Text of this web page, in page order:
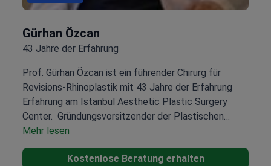
Gürhan Özcan
43 Jahre der Erfahrung
Prof. Gürhan Özcan ist ein führender Chirurg für
Revisions-Rhinoplastik mit 43 Jahre der Erfahrung
Erfahrung am Istanbul Aesthetic Plastic Surgery
Center. Gründungsvorsitzender der Plastischen
Chirurgie an der Başkent-Universität
European Board of Plastic Reconstructive and
Mehr lesen
Kostenlose Beratung erhalten